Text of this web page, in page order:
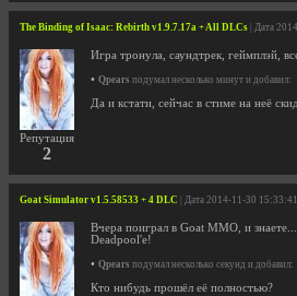
The Binding of Isaac: Rebirth v1.9.7.17a + All DLCs | Дата
Репутация
2
Игра тронула, саундтрек, геймплэй,
• Qpears подумал несколько минут и добавил:
Да и кстати, сейчас в стиме на неё
Goat Simulator v1.5.58533 + 4 DLC | Дата 2014-11-30 15:33:41
Вчера поиграл в Goat MMO, и
Deadpool'е!
• Qpears подумал несколько секунд и добавил:
Кто нибудь прошёл её полностью?